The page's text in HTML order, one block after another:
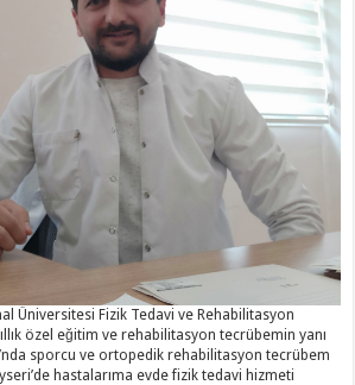
Üniversitesi Fizik Tedavi ve Rehabilitasyon
özel eğitim ve rehabilitasyon tecrübemin yanı
sporcu ve ortopedik rehabilitasyon tecrübem
hastalarıma evde fizik tedavi hizmeti